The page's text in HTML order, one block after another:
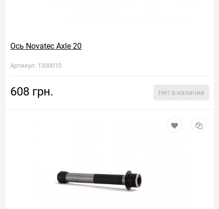
Ось Novatec Axle 20
Артикул: 1300010
608 грн. Нет в наличии